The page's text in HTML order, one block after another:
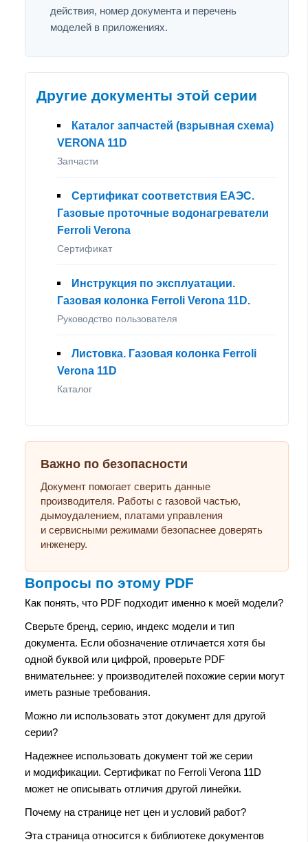
действия, номер документа и перечень
моделей в приложениях.
Другие документы этой серии
Каталог запчастей (взрывная схема)
VERONA 11D
Запчасти
Сертификат соответствия ЕАЭС.
Газовые проточные водонагреватели
Ferroli Verona
Сертификат
Инструкция по эксплуатации.
Газовая колонка Ferroli Verona 11D.
Руководство пользователя
Листовка. Газовая колонка Ferroli
Verona 11D
Каталог
Важно по безопасности
Документ помогает сверить данные
производителя. Работы с газовой частью,
дымоудалением, платами управления
и сервисными режимами безопаснее доверять
инженеру.
Вопросы по этому PDF
Как понять, что PDF подходит именно к моей модели?
Сверьте бренд, серию, индекс модели и тип
документа. Если обозначение отличается хотя бы
одной буквой или цифрой, проверьте PDF
внимательнее: у производителей похожие серии могут
иметь разные требования.
Можно ли использовать этот документ для другой
серии?
Надежнее использовать документ той же серии
и модификации. Сертификат по Ferroli Verona 11D
может не описывать отличия другой линейки.
Почему на странице нет цен и условий работ?
Эта страница относится к библиотеке документов